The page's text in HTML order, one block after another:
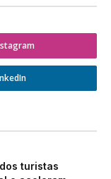
dos turistas